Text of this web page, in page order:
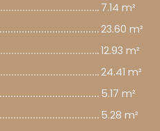
7.14 m²
23.60 m²
12.93 m²
24.41 m²
5.17 m²
5.28 m²